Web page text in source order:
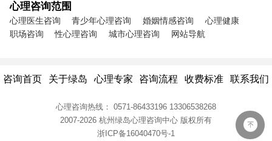
心理咨询范围
心理医生咨询 青少年心理咨询 婚姻情感咨询
心理健康
职场咨询
性心理咨询 城市心理咨询 网站导航
咨询首页 关于绿岛 心理专家 咨询流程 收费标准 联系我们
心理咨询热线： 0571-86433196 13306538268
2007-2026 杭州绿岛心理咨询中心 版权所有
浙ICP备16040470号-1